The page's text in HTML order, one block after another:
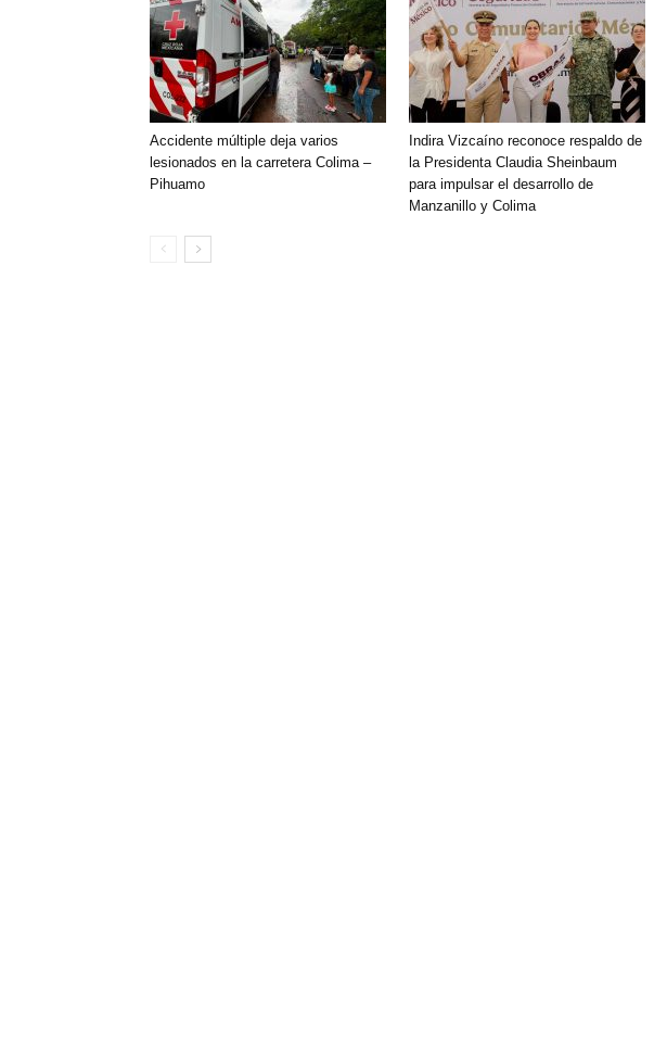
Accidente múltiple deja varios
lesionados en la carretera Colima –
Pihuamo
Indira Vizcaíno reconoce respaldo de
la Presidenta Claudia Sheinbaum
para impulsar el desarrollo de
Manzanillo y Colima